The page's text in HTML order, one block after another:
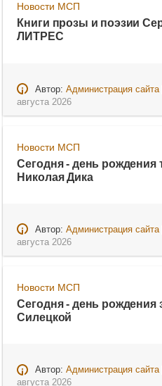
Новости МСП
Книги прозы и поэзии
ЛИТРЕС
Автор: Администрация сайта
августа 2026
Новости МСП
Сегодня - день рождения
Николая Дика
Автор: Администрация сайта
августа 2026
Новости МСП
Сегодня - день
Силецкой
Автор: Администрация сайта
августа 2026